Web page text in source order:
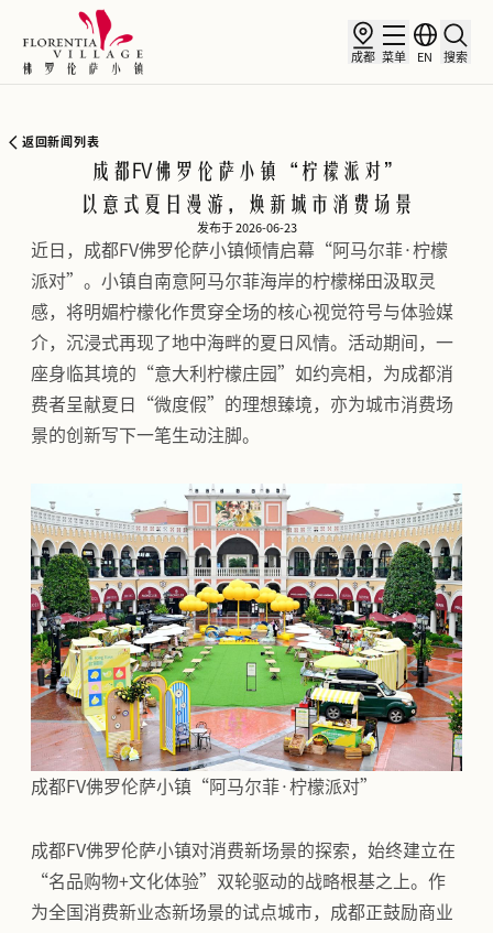
成都 菜单 EN 搜索
返回新闻列表
成都FV佛罗伦萨小镇“柠檬派对”
以意式夏日漫游，焕新城市消费场景
发布于 2026-06-23
近日，成都FV佛罗伦萨小镇倾情启幕“阿马尔菲·柠檬
派对”。小镇自南意阿马尔菲海岸的柠檬梯田汲取灵
感，将明媚柠檬化作贯穿全场的核心视觉符号与体验媒
介，沉浸式再现了地中海畔的夏日风情。活动期间，一
座身临其境的“意大利柠檬庄园”如约亮相，为成都消
费者呈献夏日“微度假”的理想臻境，亦为城市消费场
景的创新写下一笔生动注脚。
成都FV佛罗伦萨小镇“阿马尔菲·柠檬派对”
成都FV佛罗伦萨小镇对消费新场景的探索，始终建立在
“名品购物+文化体验”双轮驱动的战略根基之上。作
为全国消费新业态新场景的试点城市，成都正鼓励商业